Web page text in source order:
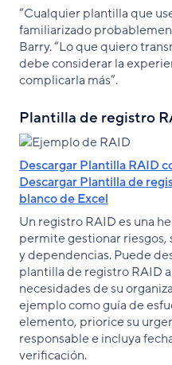
“Cualquier plantilla que
familiarizado
Barry. “Lo que quiero
debe considerar la
complicarla más”.
Plantilla de registro
Descargar Plantilla RAID
Descargar Plantilla de
blanco de Excel
Un registro RAID es una
permite gestionar
y dependencias. Puede
plantilla de registro RAID
necesidades de su
ejemplo como guía de
elemento, priorice su
responsable e incluya
verificación.